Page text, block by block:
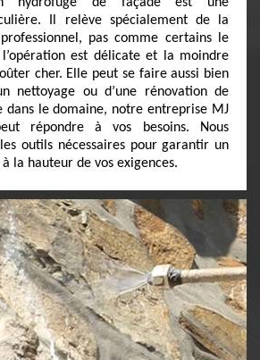
Il relève spécialement de la
pas comme certains le
est délicate et la moindre
cher. Elle peut se faire aussi bien
nettoyage ou d’une rénovation de
dans le domaine, notre entreprise MJ
répondre à vos besoins. Nous
outils nécessaires pour garantir un
la hauteur de vos exigences.